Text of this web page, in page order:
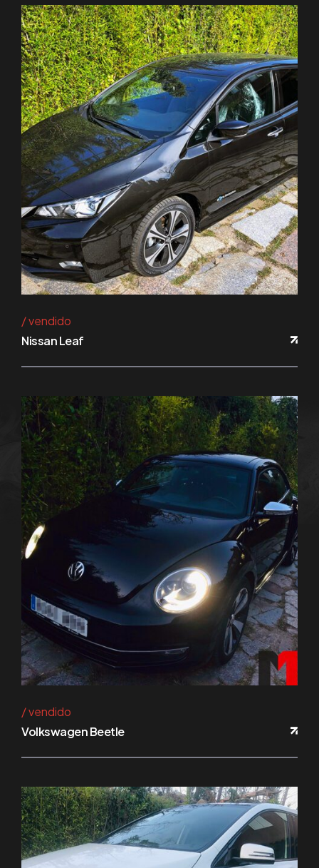
vendido
Nissan Leaf
vendido
Volkswagen Beetle